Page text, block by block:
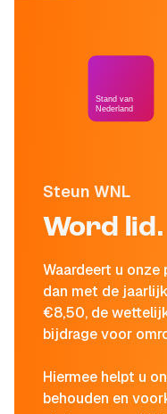
Steun WNL
Word
Waardeert u onze
dan met de
€8,50, de
bijdrage voor
Hiermee helpt u
behouden en
Stand van
Nederland